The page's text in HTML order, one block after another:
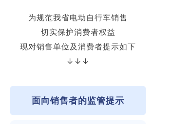
为规范我省电动自行车销售
切实保护消费者权益
现对销售单位及消费者提示如下
↓↓↓
面向销售者的监管提示